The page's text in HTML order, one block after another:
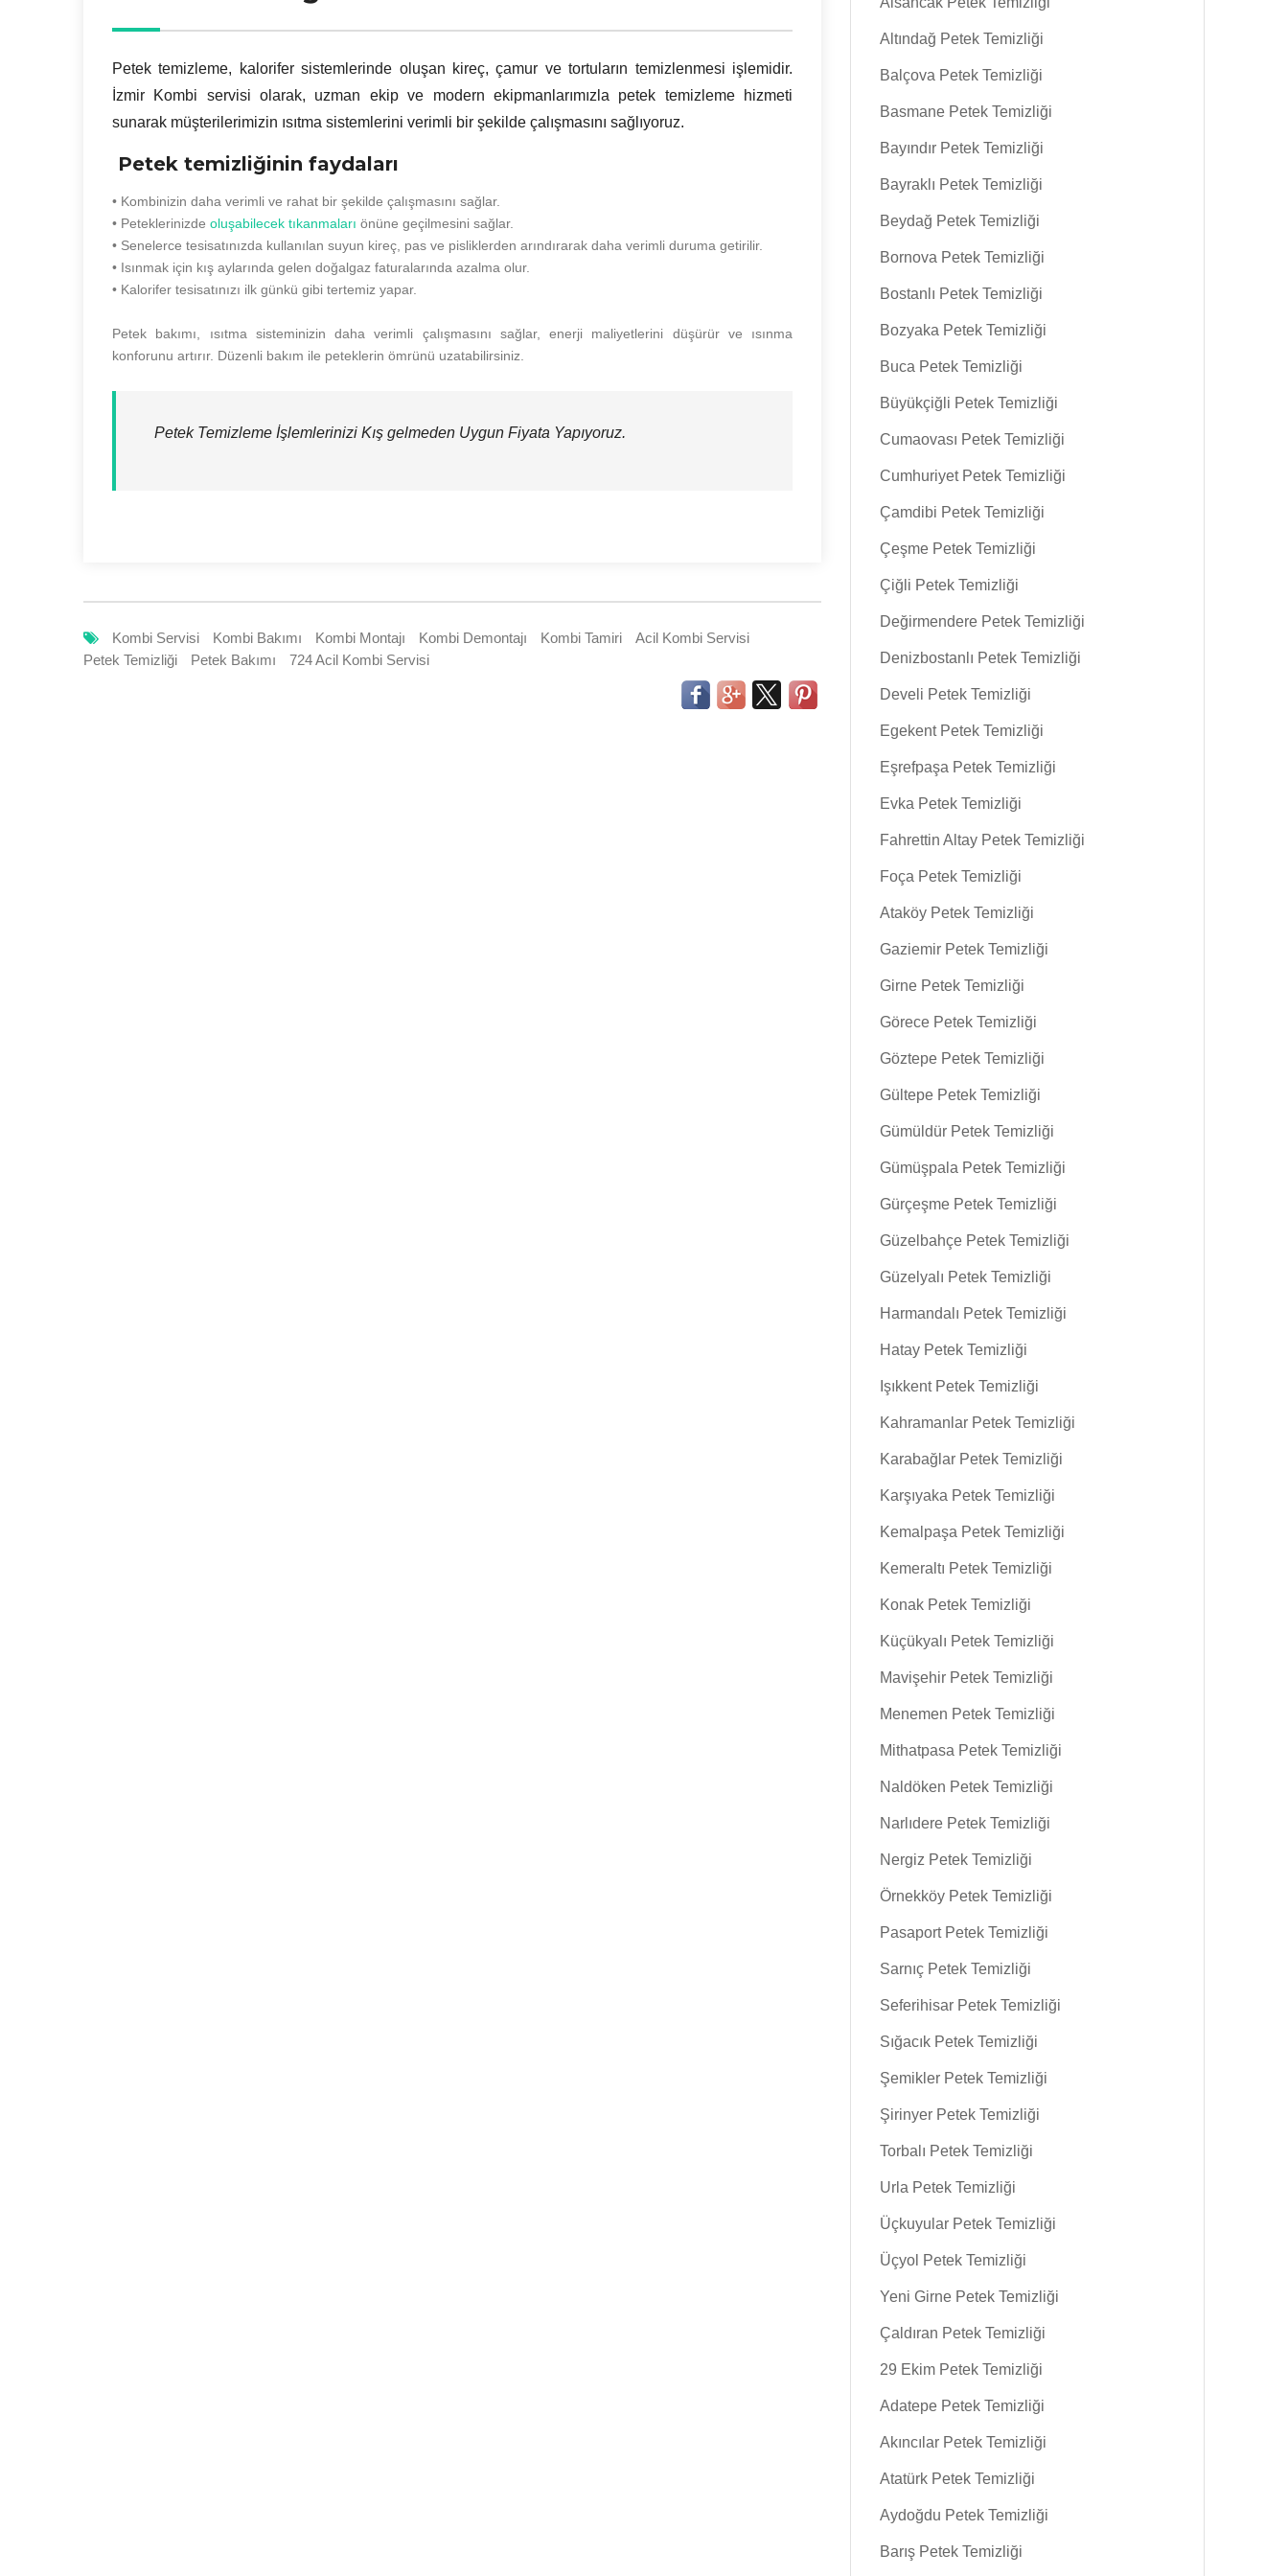
Petek temizleme, kalorifer sistemlerinde oluşan kireç, çamur ve tortuların temizlenmesi işlemidir.
İzmir Kombi servisi olarak, uzman ekip ve modern ekipmanlarımızla petek temizleme hizmeti
sunarak müşterilerimizin ısıtma sistemlerini verimli bir şekilde çalışmasını sağlıyoruz.
Petek temizliğinin faydaları
• Kombinizin daha verimli ve rahat bir şekilde çalışmasını sağlar.
• Peteklerinizde oluşabilecek tıkanmaları önüne geçilmesini sağlar.
• Senelerce tesisatınızda kullanılan suyun kireç, pas ve pisliklerden arındırarak daha verimli duruma getirilir.
• Isınmak için kış aylarında gelen doğalgaz faturalarında azalma olur.
• Kalorifer tesisatınızı ilk günkü gibi tertemiz yapar.
Petek bakımı, ısıtma sisteminizin daha verimli çalışmasını sağlar, enerji maliyetlerini düşürür ve ısınma
konforunu artırır. Düzenli bakım ile peteklerin ömrünü uzatabilirsiniz.
Petek Temizleme İşlemlerinizi Kış gelmeden Uygun Fiyata Yapıyoruz.
Kombi Servisi Kombi Bakımı Kombi Montajı Kombi Demontajı Kombi Tamiri
Acil Kombi Servisi
Petek Temizliği
Petek Bakımı 724 Acil Kombi Servisi
Altındağ Petek Temizliği
Balçova Petek Temizliği
Basmane Petek Temizliği
Bayındır Petek Temizliği
Bayraklı Petek Temizliği
Beydağ Petek Temizliği
Bornova Petek Temizliği
Bostanlı Petek Temizliği
Bozyaka Petek Temizliği
Buca Petek Temizliği
Büyükçiğli Petek Temizliği
Cumaovası Petek Temizliği
Cumhuriyet Petek Temizliği
Çamdibi Petek Temizliği
Çeşme Petek Temizliği
Çiğli Petek Temizliği
Değirmendere Petek Temizliği
Denizbostanlı Petek Temizliği
Develi Petek Temizliği
Egekent Petek Temizliği
Eşrefpaşa Petek Temizliği
Evka Petek Temizliği
Fahrettin Altay Petek Temizliği
Foça Petek Temizliği
Ataköy Petek Temizliği
Gaziemir Petek Temizliği
Girne Petek Temizliği
Görece Petek Temizliği
Göztepe Petek Temizliği
Gültepe Petek Temizliği
Gümüldür Petek Temizliği
Gümüşpala Petek Temizliği
Gürçeşme Petek Temizliği
Güzelbahçe Petek Temizliği
Güzelyalı Petek Temizliği
Harmandalı Petek Temizliği
Hatay Petek Temizliği
Işıkkent Petek Temizliği
Kahramanlar Petek Temizliği
Karabağlar Petek Temizliği
Karşıyaka Petek Temizliği
Kemalpaşa Petek Temizliği
Kemeraltı Petek Temizliği
Konak Petek Temizliği
Küçükyalı Petek Temizliği
Mavişehir Petek Temizliği
Menemen Petek Temizliği
Mithatpasa Petek Temizliği
Naldöken Petek Temizliği
Narlıdere Petek Temizliği
Nergiz Petek Temizliği
Örnekköy Petek Temizliği
Pasaport Petek Temizliği
Sarnıç Petek Temizliği
Seferihisar Petek Temizliği
Sığacık Petek Temizliği
Şemikler Petek Temizliği
Şirinyer Petek Temizliği
Torbalı Petek Temizliği
Urla Petek Temizliği
Üçkuyular Petek Temizliği
Üçyol Petek Temizliği
Yeni Girne Petek Temizliği
Çaldıran Petek Temizliği
29 Ekim Petek Temizliği
Adatepe Petek Temizliği
Akıncılar Petek Temizliği
Atatürk Petek Temizliği
Aydoğdu Petek Temizliği
Barış Petek Temizliği